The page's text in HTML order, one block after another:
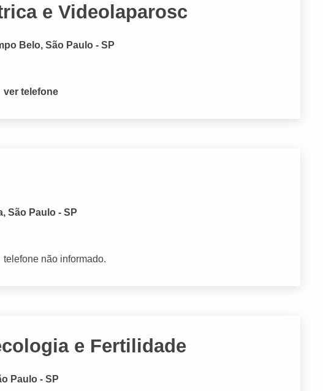
e Videolaparosc
Belo, São Paulo - SP
ver telefone
São Paulo - SP
telefone não informado.
e Fertilidade
Paulo - SP